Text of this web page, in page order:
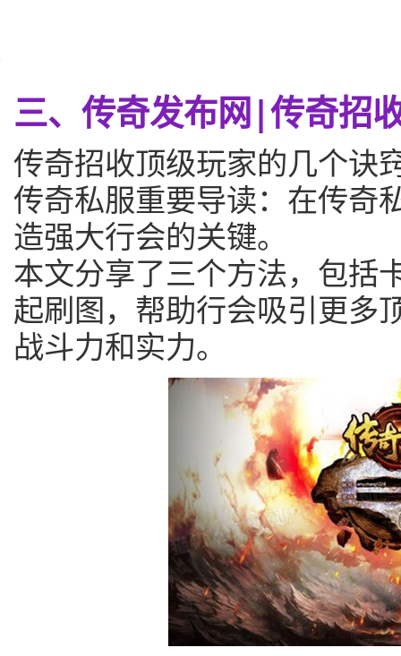
三、传奇发布网|传奇招
传奇招收顶级玩家的几个诀
传奇私服重要导读：在传奇
造强大行会的关键。
本文分享了三个方法，包括
起刷图，帮助行会吸引更多
战斗力和实力。